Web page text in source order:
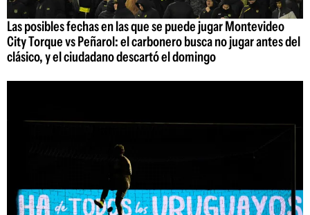
Las posibles fechas en las que se puede jugar Montevideo
City Torque vs Peñarol: el carbonero busca no jugar antes del
clásico, y el ciudadano descartó el domingo